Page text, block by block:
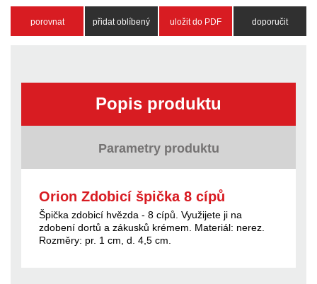
porovnat přidat oblíbený uložit do PDF doporučit
Popis produktu
Parametry produktu
Orion Zdobicí špička 8 cípů
Špička zdobicí hvězda - 8 cípů. Využijete ji na
zdobení dortů a zákusků krémem. Materiál: nerez.
Rozměry: pr. 1 cm, d. 4,5 cm.